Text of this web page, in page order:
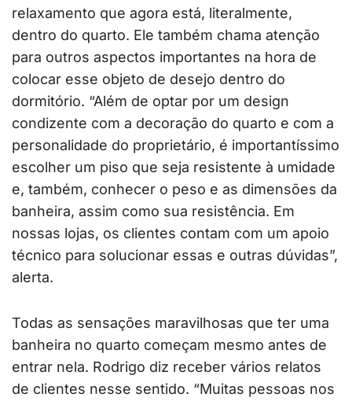
relaxamento que agora está, literalmente,
dentro do quarto. Ele também chama atenção
para outros aspectos importantes na hora de
colocar esse objeto de desejo dentro do
dormitório. “Além de optar por um design
condizente com a decoração do quarto e com a
personalidade do proprietário, é importantíssimo
escolher um piso que seja resistente à umidade
e, também, conhecer o peso e as dimensões da
banheira, assim como sua resistência. Em
nossas lojas, os clientes contam com um apoio
técnico para solucionar essas e outras dúvidas”,
alerta.
Todas as sensações maravilhosas que ter uma
banheira no quarto começam mesmo antes de
entrar nela. Rodrigo diz receber vários relatos
de clientes nesse sentido. “Muitas pessoas nos